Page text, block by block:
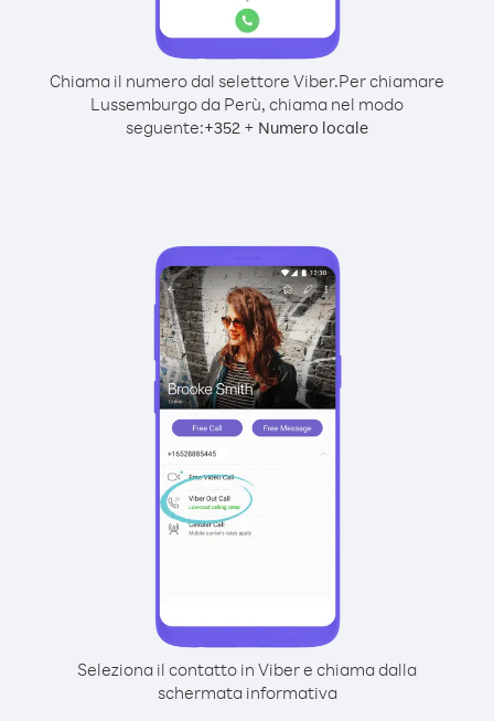
Chiama il numero dal selettore Viber.Per chiamare
Lussemburgo da Perù, chiama nel modo
seguente:+352 + Numero locale
Seleziona il contatto in Viber e chiama dalla
schermata informativa